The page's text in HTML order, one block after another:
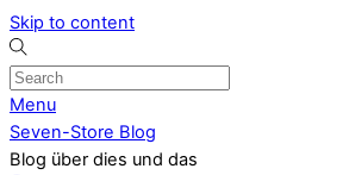
Skip to content
Menu
Seven-Store Blog
Blog über dies und das